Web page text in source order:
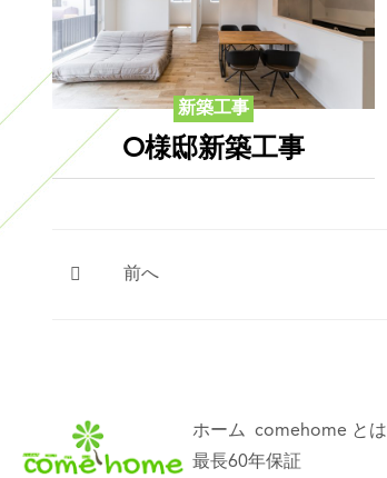
新築工事
O様邸新築工事
前へ
ホーム comehome とは
最長60年保証